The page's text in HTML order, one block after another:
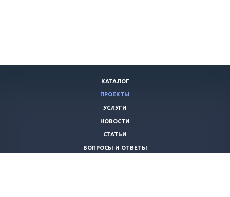
КАТАЛОГ
ПРОЕКТЫ
УСЛУГИ
НОВОСТИ
СТАТЬИ
ВОПРОСЫ И ОТВЕТЫ